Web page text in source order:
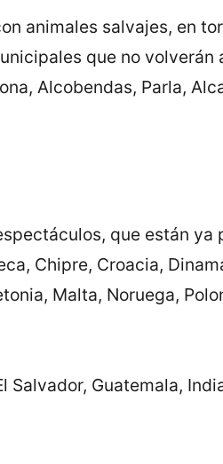
animales salvajes, en
que no volverán
Alcobendas, Parla,
que están ya
Chipre, Croacia,
Malta, Noruega,
Guatemala,